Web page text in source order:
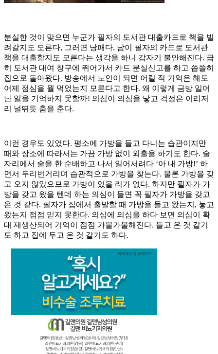
분실한 것이 맞으면 누군가 필자의 도서관 대출카드로 책을 빌
려갈지도 모른다, 그러면 낭패다. 남이 필자의 카드로 도서관
책을 대출할지도 모른다는 생각을 하니 갑자기 불안해진다. 급
히 도서관 대여 창구에 뛰어가서 카드 분실신고를 하고 씁쓸히
집으로 돌아왔다. 방송에서 노인이 되면 어릴 적 기억은 해도
어제 점심을 뭘 먹었는지 모른다고 한다. 왜 이렇게 금방 일어
난 일을 기억하지 못할까! 의심이 의심을 낳고 걱정은 이리저
리 널뛰듯 춤을 춘다.
이런 경우도 있었다. 평소에 가방을 들고 다니는 습관이지만
때와 장소에 따라서는 가끔 가방 없이 외출을 하기도 한다. 술
자리에서 술을 한 순배하고 나서 일어서려다 ‘아 내 가방!’ 하
면서 두리번거리며 습관적으로 가방을 찾는다. 물론 가방을 갖
고 오지 않았으므로 가방이 있을 리가 없다. 하지만 필자가 가
방을 갖고 왔을 텐데 하는 의심이 들면 꼭 필자가 가방을 갖고
온 것 같다. 필자가 집에서 출발할 때 가방을 들고 왔는지, 놓고
왔는지 점점 믿지 못한다. 의심에 의심을 하다 보면 의심이 확
대 재생산되어 기억이 점점 가물가물해진다. 들고 온 것 같기
도 하고 집에 두고 온 것 같기도 하다.